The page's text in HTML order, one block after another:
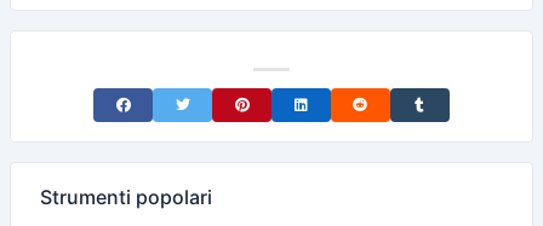
Share on Facebook
Share on TwitterShare on Pinterest
Share on LinkedIn
Share on RedditShare on Tumblr
Strumenti popolari